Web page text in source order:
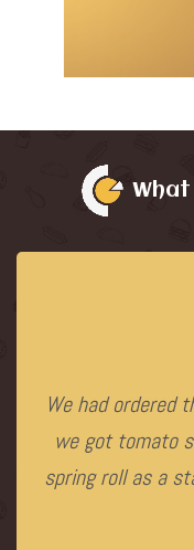
What
We had ordered
we got tomato
spring roll as a